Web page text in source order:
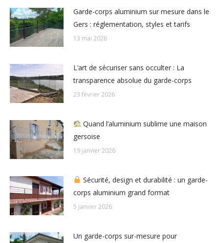
Garde-corps aluminium sur mesure dans le
Gers : réglementation, styles et tarifs
13 mai 2026
L’art de sécuriser sans occulter : La
transparence absolue du garde-corps
23 février 2026
Quand l’aluminium sublime une maison
gersoise
19 janvier 2026
Sécurité, design et durabilité : un garde-
corps aluminium grand format
5 janvier 2026
Un garde-corps sur-mesure pour